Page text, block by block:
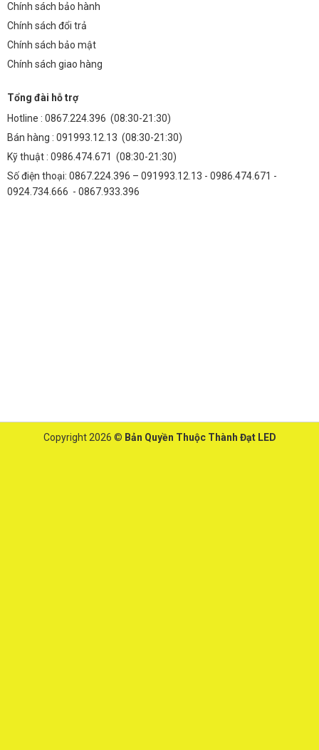
Chính sách bảo hành
Chính sách đổi trả
Chính sách bảo mật
Chính sách giao hàng
Tổng đài hỗ trợ
Hotline : 0867.224.396 (08:30-21:30)
Bán hàng : 091993.12.13 (08:30-21:30)
Kỹ thuật : 0986.474.671 (08:30-21:30)
Số điện thoại: 0867.224.396 – 091993.12.13 - 0986.474.671 -
0924.734.666 - 0867.933.396
Copyright 2026 © Bản Quyền Thuộc Thành Đạt LED